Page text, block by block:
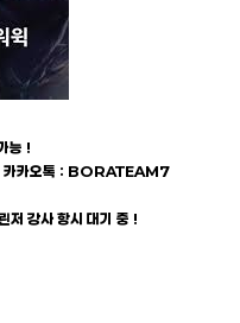
능 !
카카오톡 : BORATEAM7
저 강사 항시 대기 중 !